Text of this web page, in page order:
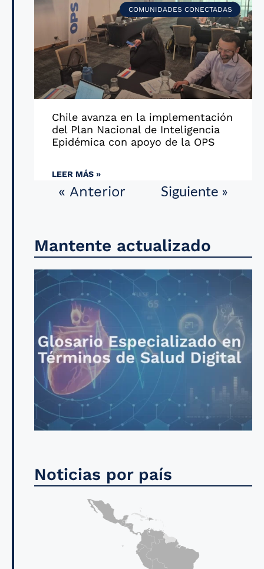
COMUNIDADES CONECTADAS
Chile avanza en la implementación
del Plan Nacional de Inteligencia
Epidémica con apoyo de la OPS
LEER MÁS »
« Anterior Siguiente »
Mantente actualizado
Noticias por país